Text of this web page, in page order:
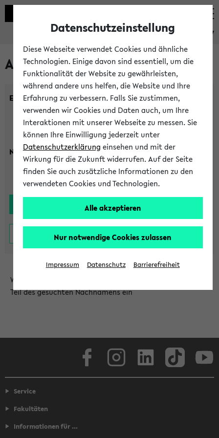
eKVV
Alle Lehrenden
Einrichtung:
Nachname:
Wählen Sie die Einrichtung aus und/oder geben Sie einen
Teil des gesuchten Nachnamens ein
Service
Fakultäten
Informationen für ...
Datenschutzeinstellung
Diese Webseite verwendet Cookies und ähnliche
Technologien. Einige davon sind essentiell, um die
Funktionalität der Website zu gewährleisten,
während andere uns helfen, die Website und Ihre
Erfahrung zu verbessern. Falls Sie zustimmen,
verwenden wir Cookies und Daten auch, um Ihre
Interaktionen mit unserer Webseite zu messen. Sie
können Ihre Einwilligung jederzeit unter
Datenschutzerklärung einsehen und mit der
Wirkung für die Zukunft widerrufen. Auf der Seite
finden Sie auch zusätzliche Informationen zu den
verwendeten Cookies und Technologien.
Alle akzeptieren
Nur notwendige Cookies zulassen
Impressum Datenschutz Barrierefreiheit